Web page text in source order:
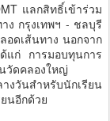
แลกสิทธิ์เข้าร่วม
ง กรุงเทพฯ - ชลบุรี
อดเส้นทาง นอกจาก
แก่ การมอบทุนการ
วัดคลองใหญ่
งวันสำหรับนักเรียน
นอีกด้วย